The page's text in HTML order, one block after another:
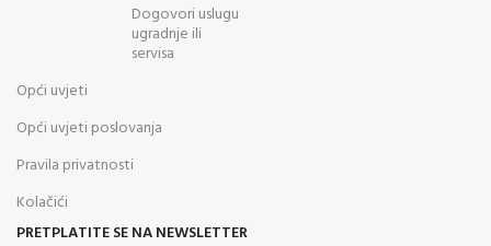
Dogovori uslugu
ugradnje ili
servisa
Opći uvjeti
Opći uvjeti poslovanja
Pravila privatnosti
Kolačići
PRETPLATITE SE NA NEWSLETTER